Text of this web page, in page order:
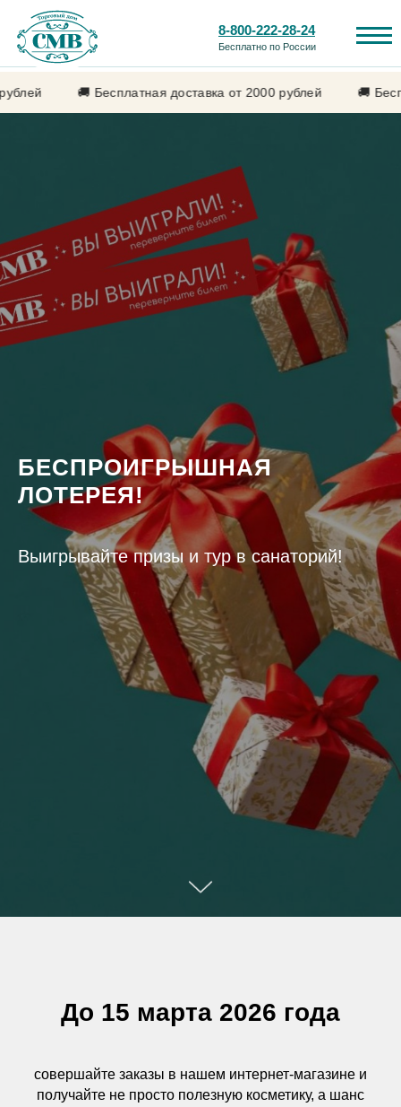
Каталог продукции Лечебные свойства
8-800-222-28-24
Бесплатно по России
🚚 Бесплатная доставка от 2000 рублей 🚚 Бесплатная
БЕСПРОИГРЫШНАЯ
ЛОТЕРЕЯ!
Выигрывайте призы и тур в санаторий!
До 15 марта 2026 года
совершайте заказы в нашем интернет-магазине и
получайте не просто полезную косметику, а шанс